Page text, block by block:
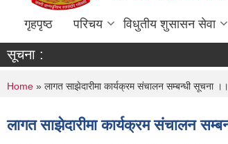
गृहपृष्ठ परिचय विधुतीय शुसासन सेवा
सूचना :
You are here
Home » लागत साझेदारीमा कार्यक्रम संचालन सम्बन्धी सूचना ।।
लागत साझेदारीमा कार्यक्रम संचालन